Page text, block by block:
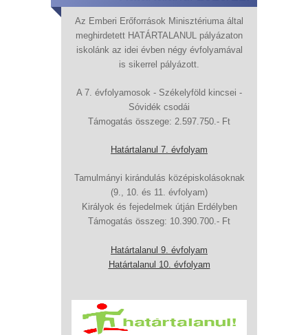
Az Emberi Erőforrások Minisztériuma által
meghirdetett HATÁRTALANUL pályázaton
iskolánk az idei évben négy évfolyamával
is sikerrel pályázott.
A 7. évfolyamosok - Székelyföld kincsei -
Sóvidék csodái
Támogatás összege: 2.597.750.- Ft
Határtalanul 7. évfolyam
Tamulmányi kirándulás középiskolásoknak
(9., 10. és 11. évfolyam)
Királyok és fejedelmek útján Erdélyben
Támogatás összeg: 10.390.700.- Ft
Határtalanul 9. évfolyam
Határtalanul 10. évfolyam